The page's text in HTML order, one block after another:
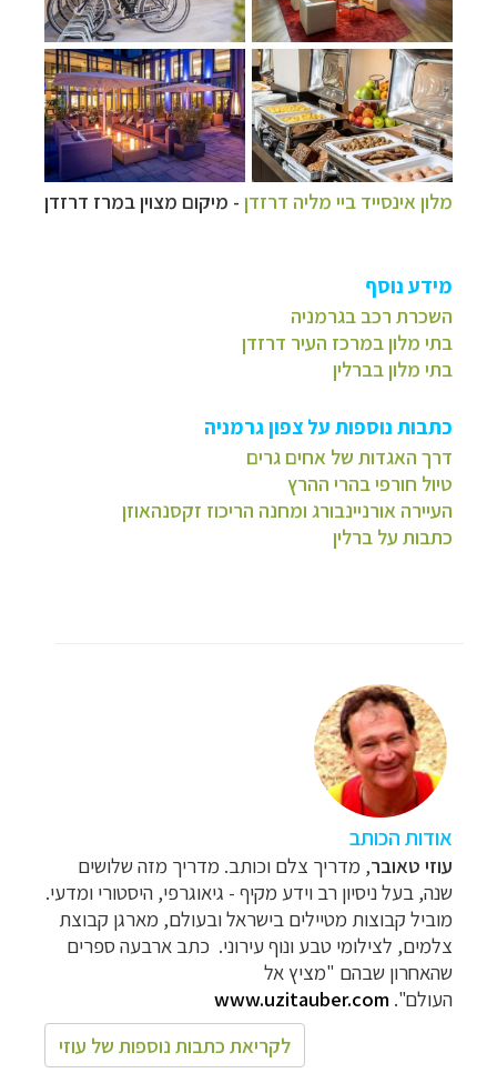
מלון אינסייד ביי מליה דרזדן - מיקום מצוין במרז דרזדן
מידע נוסף
השכרת רכב בגרמניה
בתי מלון במרכז העיר דרזדן
בתי מלון בברלין
כתבות נוספות על צפון גרמניה
דרך האגדות של אחים גרים
טיול חורפי בהרי ההרץ
העיירה אורניינבורג ומחנה הריכוז זקסנהאוזן
כתבות על ברלין
אודות הכותב
עוזי טאובר, מדריך צלם וכותב. מדריך מזה שלושים
שנה, בעל ניסיון רב וידע מקיף - גיאוגרפי, היסטורי ומדעי.
מוביל קבוצות מטיילים בישראל ובעולם, מארגן קבוצת
צלמים, לצילומי טבע ונוף עירוני. כתב ארבעה ספרים
שהאחרון שבהם "מציץ אל
העולם". www.uzitauber.com
לקריאת כתבות נוספות של עוזי